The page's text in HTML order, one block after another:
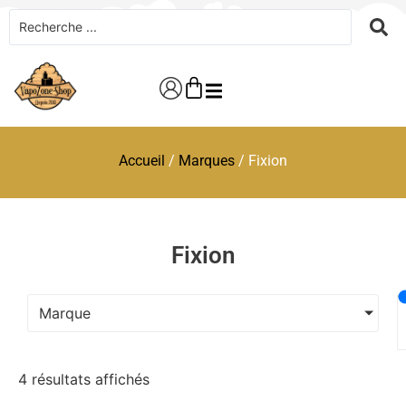
Accueil / Marques / Fixion
Fixion
Marque
4 résultats affichés